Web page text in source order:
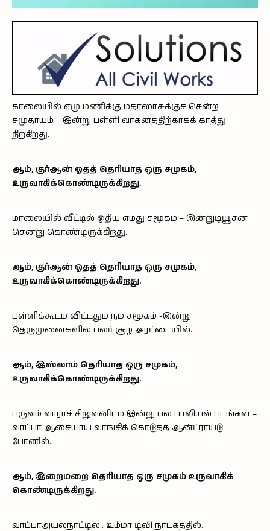
காலையில் ஏழு மணிக்கு மதரஸாசுக்குச் சென்ற
சமுதாயம் – இன்று பள்ளி வாகனத்திற்காகக் காத்து
நிற்கிறது.
ஆம், குர்ஆன் ஓதத் தெரியாத ஒரு சமுகம்,
உருவாகிக்கொண்டிருக்கிறது.
மாலையில் வீட்டில் ஓதிய எமது சமூகம் – இன்றுடியூசன்
சென்று கொண்டிருக்கிறது.
ஆம், குர்ஆன் ஓதத் தெரியாத ஒரு சமுகம்,
உருவாகிக்கொண்டிருக்கிறது.
பள்ளிக்கூடம் விட்டதும் நம் சமூகம் -இன்று
தெருமுனைகளில் பலர் சூழ அரட்டையில்…
ஆம், இஸ்லாம் தெரியாத ஒரு சமுகம்,
உருவாகிக்கொண்டிருக்கிறது.
பருவம் வாராச் சிறுவனிடம் இன்று பல பாலியல் படங்கள் –
வாப்பா ஆசையாய் வாங்கிக் கொடுத்த ஆன்ட்ராய்டு.
போனில்..
ஆம், இறைமறை தெரியாத ஒரு சமுகம் உருவாகிக்
கொண்டிருக்கிறது.
வாப்பாஅயல்நாட்டில்.. உம்மா டிவி நாடகத்தில்..